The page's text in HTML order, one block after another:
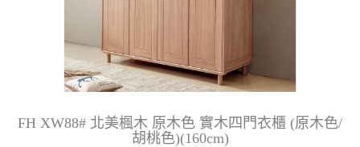
FH XW88# 北美楓木 原木色 實木四門衣櫃 (原木色/
胡桃色)(160cm)